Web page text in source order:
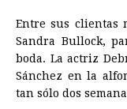
Entre sus clientas
Sandra Bullock,
boda. La actriz
Sánchez en la
tan sólo dos